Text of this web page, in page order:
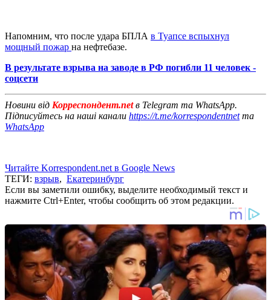
Напомним, что после удара БПЛА в Туапсе вспыхнул
мощный пожар на нефтебазе.
В результате взрыва на заводе в РФ погибли 11 человек -
соцсети
Новини від Корреспондент.netв Telegram та WhatsApp.
Підписуйтесь на наші канали https://t.me/korrespondentnetта
WhatsApp
Читайте Korrespondent.net в Google News
ТЕГИ: взрыв, Екатеринбург
Если вы заметили ошибку, выделите необходимый текст и
нажмите Ctrl+Enter, чтобы сообщить об этом редакции.